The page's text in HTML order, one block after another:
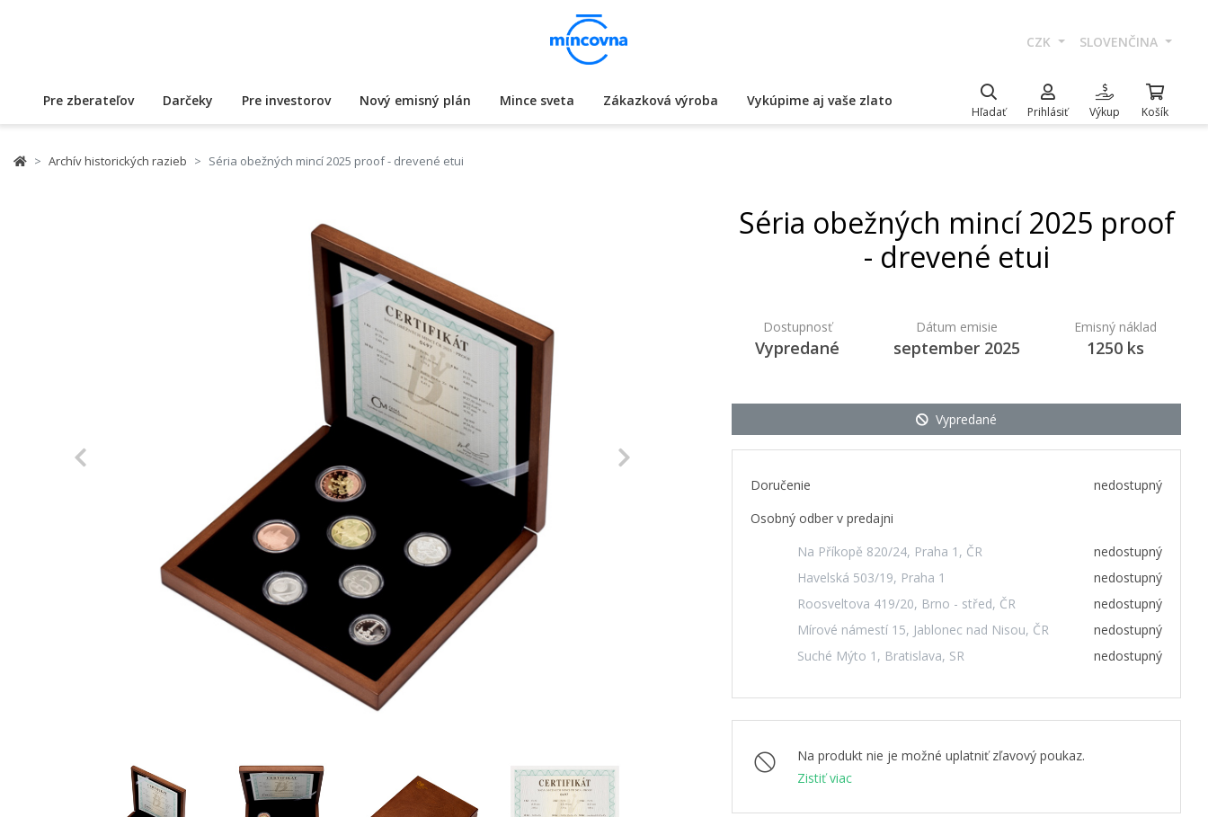
CZK SLOVENČINA
Pre zberateľov Darčeky Pre investorov Nový emisný plán Mince sveta Zákazková výroba Vykúpime aj vaše zlato
Hľadať Prihlásiť Výkup Košík
Archív historických razieb Séria obežných mincí 2025 proof - drevené etui
Previous
Séria obežných mincí 2025 proof
- drevené etui
Dostupnosť
Vypredané
Dátum emisie
september 2025
Emisný náklad
1250 ks
Vypredané
Doručenie
nedostupný
Osobný odber v predajni
Na Příkopě 820/24, Praha 1, ČR
nedostupný
Havelská 503/19, Praha 1
nedostupný
Roosveltova 419/20, Brno - střed, ČR
nedostupný
Mírové námestí 15, Jablonec nad Nisou, ČR
nedostupný
Suché Mýto 1, Bratislava, SR
nedostupný
Na produkt nie je možné uplatniť zľavový poukaz.
Zistiť viac